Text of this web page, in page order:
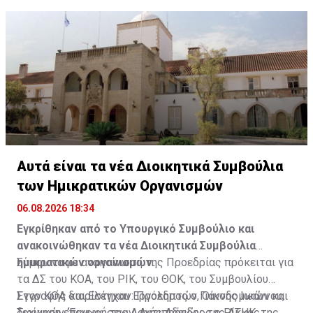
Πρόεδρος και τα μέλη του συμβουλίου του
Πηγή: ΚΥΠΕ
Αυτά είναι τα νέα Διοικητικά Συμβούλια
των Ημικρατικών Οργανισμών
06.08.2026 18:34
Εγκρίθηκαν από το Υπουργικό Συμβούλιο και
ανακοινώθηκαν τα νέα Διοικητικά Συμβούλια
ημικρατικών οργανισμών.
Σύμφωνα με ανακοίνωση της Προεδρίας πρόκειται για
τα ΔΣ του ΚΟΑ, του ΡΙΚ, του ΘΟΚ, του Συμβουλίου
Εγγραφής και Ελέγχου Εργοληπτών, Οικοδομικών και
Στον ΚΟΑ διορίστηκαν: Πρόεδρος ο Γιάννης Ιωάννου,